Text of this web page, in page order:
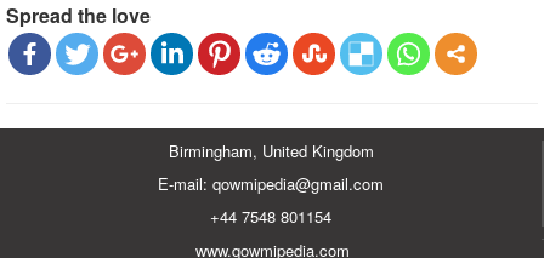
Spread the love
Birmingham, United Kingdom
E-mail: qowmipedia@gmail.com
+44 7548 801154
www.qowmipedia.com